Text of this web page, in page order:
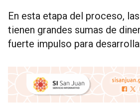
En esta etapa del proceso,
tienen grandes sumas de
fuerte impulso para